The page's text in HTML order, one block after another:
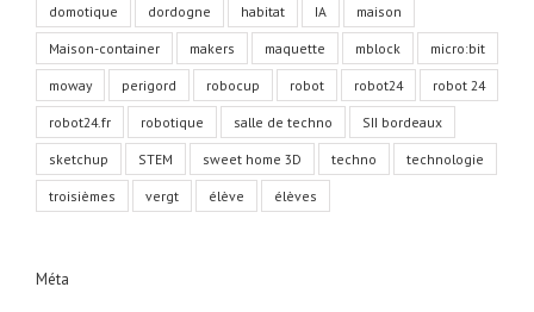
domotique dordogne habitat IA maison
Maison-container makers maquette mblock micro:bit
moway perigord robocup robot robot24 robot 24
robot24.fr robotique salle de techno SII bordeaux
sketchup STEM sweet home 3D techno technologie
troisièmes vergt élève élèves
Méta